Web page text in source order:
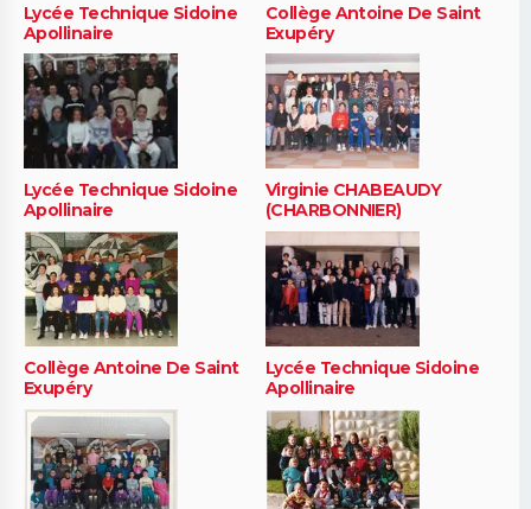
Lycée Technique Sidoine
Apollinaire
Collège Antoine De Saint
Exupéry
Lycée Technique Sidoine
Apollinaire
Virginie CHABEAUDY
(CHARBONNIER)
Collège Antoine De Saint
Exupéry
Lycée Technique Sidoine
Apollinaire